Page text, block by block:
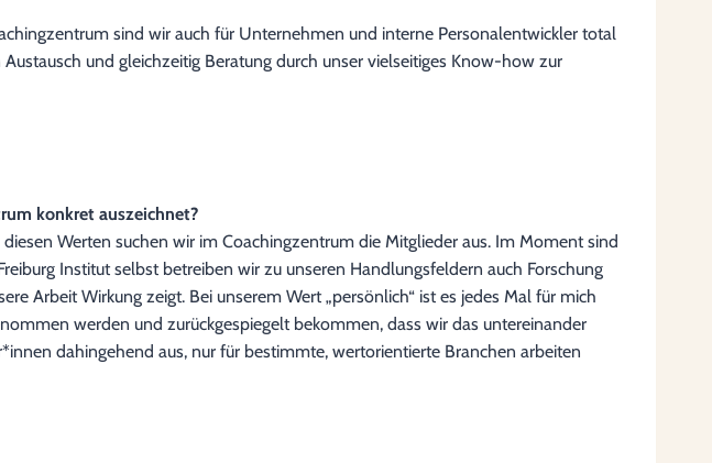
sind wir auch für Unternehmen und interne Personalentwickler total
und gleichzeitig Beratung durch unser vielseitiges Know-how zur
konkret auszeichnet?
Werten suchen wir im Coachingzentrum die Mitglieder aus. Im Moment sind
Institut selbst betreiben wir zu unseren Handlungsfeldern auch Forschung
Arbeit Wirkung zeigt. Bei unserem Wert „persönlich“ ist es jedes Mal für mich
werden und zurückgespiegelt bekommen, dass wir das untereinander
dahingehend aus, nur für bestimmte, wertorientierte Branchen arbeiten